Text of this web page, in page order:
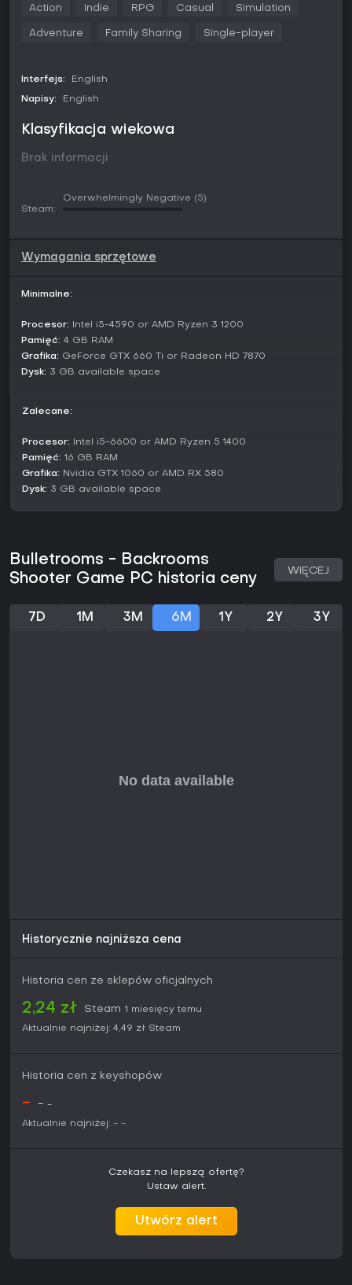
Bulletrooms is an old-school first-person shooter set in
find a way out. Remember, all levels in Backrooms are
inhabited by dangerous entities, but you don't have to run
In the mazes of Backrooms you can find an assault rifle,
shotgun, laser, grenade launcher and rocket launcher.
Explore corridors and rooms that shouldn't exist in reality.
The levels available to you are: The Lobby, Habitable
in each level!
It is up to you to choose the entities that will populate
the Backrooms. These can be canonical "entities" or
nextbots They look different, but you can shoot them
Action Indie RPG Casual Simulation
Adventure Family Sharing Single-player
Interfejs: English
Napisy: English
Klasyfikacja wiekowa
Brak informacji
Steam:
Overwhelmingly Negative (5)
Wymagania sprzętowe
Minimalne:
Procesor: Intel i5-4590 or AMD Ryzen 3 1200
Pamięć: 4 GB RAM
Grafika: GeForce GTX 660 Ti or Radeon HD 7870
Dysk: 3 GB available space
Zalecane:
Procesor: Intel i5-6600 or AMD Ryzen 5 1400
Pamięć: 16 GB RAM
Grafika: Nvidia GTX 1060 or AMD RX 580
Dysk: 3 GB available space
Bulletrooms - Backrooms
Shooter Game PC historia ceny
WIĘCEJ
7D 1M 3M 6M 1Y 2Y 3Y
Historycznie najniższa cena
Historia cen ze sklepów oficjalnych
2,24 zł Steam 1 miesięcy temu
Aktualnie najniżej: 4,49 zł Steam
Historia cen z keyshopów
- - -
Aktualnie najniżej: - -
Czekasz na lepszą ofertę?
Ustaw alert.
Utwórz alert